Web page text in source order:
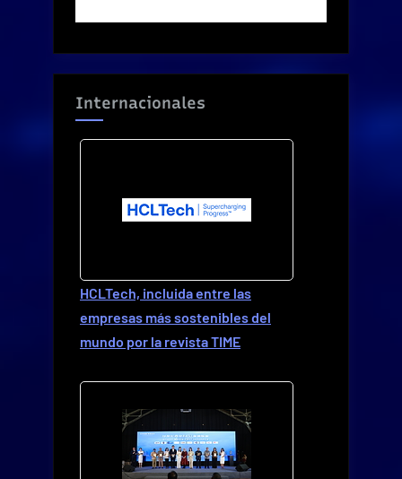
Internacionales
HCLTech, incluida entre las
empresas más sostenibles del
mundo por la revista TIME